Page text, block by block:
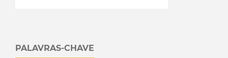
PALAVRAS-CHAVE